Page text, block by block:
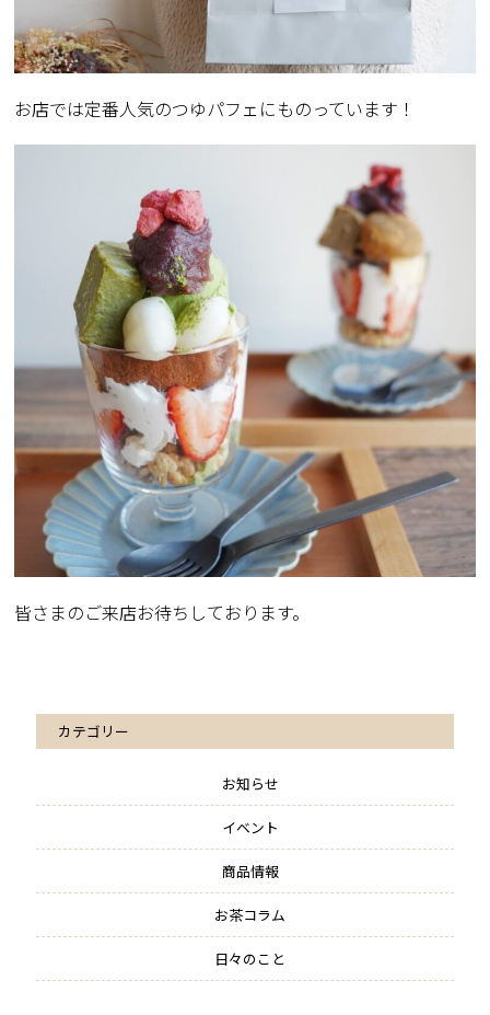
お店では定番人気のつゆパフェにものっています！
皆さまのご来店お待ちしております。
カテゴリー
お知らせ
イベント
商品情報
お茶コラム
日々のこと